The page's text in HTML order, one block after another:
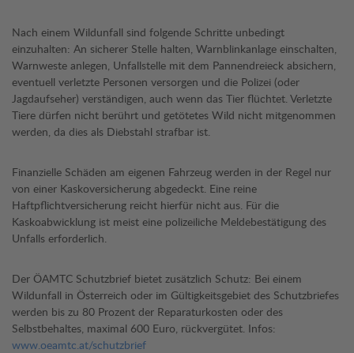
Nach einem Wildunfall sind folgende Schritte unbedingt
einzuhalten: An sicherer Stelle halten, Warnblinkanlage einschalten,
Warnweste anlegen, Unfallstelle mit dem Pannendreieck absichern,
eventuell verletzte Personen versorgen und die Polizei (oder
Jagdaufseher) verständigen, auch wenn das Tier flüchtet. Verletzte
Tiere dürfen nicht berührt und getötetes Wild nicht mitgenommen
werden, da dies als Diebstahl strafbar ist.
Finanzielle Schäden am eigenen Fahrzeug werden in der Regel nur
von einer Kaskoversicherung abgedeckt. Eine reine
Haftpflichtversicherung reicht hierfür nicht aus. Für die
Kaskoabwicklung ist meist eine polizeiliche Meldebestätigung des
Unfalls erforderlich.
Der ÖAMTC Schutzbrief bietet zusätzlich Schutz: Bei einem
Wildunfall in Österreich oder im Gültigkeitsgebiet des Schutzbriefes
werden bis zu 80 Prozent der Reparaturkosten oder des
Selbstbehaltes, maximal 600 Euro, rückvergütet. Infos:
www.oeamtc.at/schutzbrief